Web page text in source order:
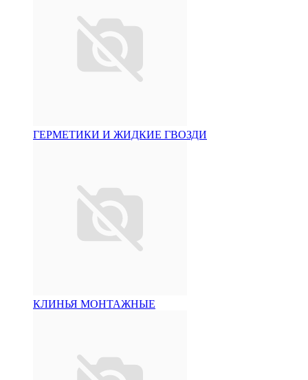
ГЕРМЕТИКИ И ЖИДКИЕ ГВОЗДИ
КЛИНЬЯ МОНТАЖНЫЕ